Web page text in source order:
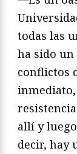
todas las
ha sido
conflictos
allí y
decir, hay